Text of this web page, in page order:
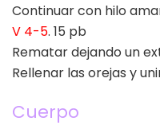
Continuar con hilo
V 4-5. 15 pb
Rematar dejando un
Rellenar las orejas y
Cuerpo